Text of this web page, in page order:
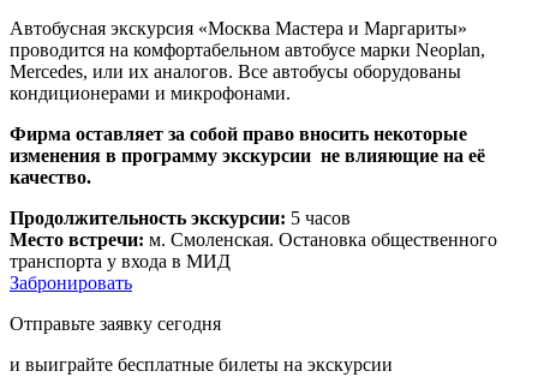
Автобусная экскурсия «Москва Мастера и Маргариты»
проводится на комфортабельном автобусе марки Neoplan,
Mercedes, или их аналогов. Все автобусы оборудованы
кондиционерами и микрофонами.
Фирма оставляет за собой право вносить некоторые
изменения в программу экскурсии не влияющие на её
качество.
Продолжительность экскурсии: 5 часов
Место встречи: м. Смоленская. Остановка общественного
транспорта у входа в МИД
Забронировать
Отправьте заявку сегодня
и выиграйте бесплатные билеты на экскурсии